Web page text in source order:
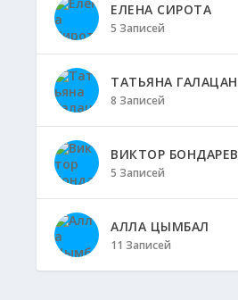
ЕЛЕНА СИРОТА
5 Записей
ТАТЬЯНА ГАЛАЦАН
8 Записей
ВИКТОР БОНДАРЕВ
5 Записей
АЛЛА ЦЫМБАЛ
11 Записей